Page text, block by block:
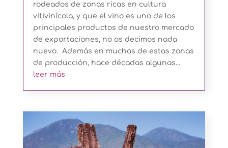
rodeados de zonas ricas en cultura
vitivinícola, y que el vino es uno de los
principales productos de nuestro mercado
de exportaciones, no os decimos nada
nuevo. Además en muchas de estas zonas
de producción, hace décadas algunas...
leer más